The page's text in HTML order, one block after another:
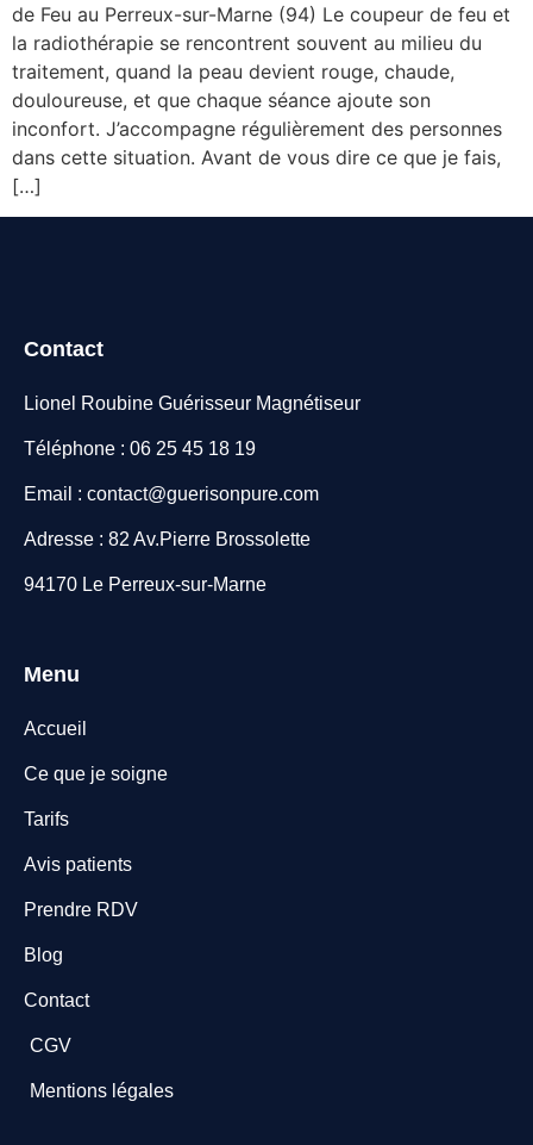
de Feu au Perreux-sur-Marne (94) Le coupeur de feu et
la radiothérapie se rencontrent souvent au milieu du
traitement, quand la peau devient rouge, chaude,
douloureuse, et que chaque séance ajoute son
inconfort. J’accompagne régulièrement des personnes
dans cette situation. Avant de vous dire ce que je fais,
[…]
Contact
Lionel Roubine Guérisseur Magnétiseur
Téléphone : 06 25 45 18 19
Email : contact@guerisonpure.com
Adresse : 82 Av.Pierre Brossolette
94170 Le Perreux-sur-Marne
Menu
Accueil
Ce que je soigne
Tarifs
Avis patients
Prendre RDV
Blog
Contact
CGV
Mentions légales